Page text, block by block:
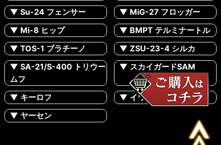
▼ Su-24 フェンサー
▼ MiG-27 フロッガー
▼ Mi-8 ヒップ
▼ BMPT テルミナートル
▼ TOS-1 ブラチーノ
▼ ZSU-23-4 シルカ
▼ SA-21/S-400 トリウー
ムフ
▼ スカイガードSAM
▼ キーロフ
▼ イワン・グレン
▼ ヤーセン